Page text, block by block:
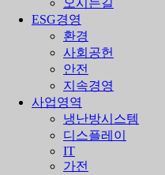
오시는길
ESG경영
환경
사회공헌
안전
지속경영
사업영역
냉난방시스템
디스플레이
IT
가전